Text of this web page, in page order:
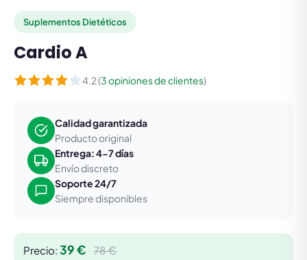
Suplementos Dietéticos
Cardio A
4.2 (3 opiniones de clientes)
Calidad garantizada
Producto original
Entrega: 4-7 días
Envío discreto
Soporte 24/7
Siempre disponibles
Precio: 39 € 78 €